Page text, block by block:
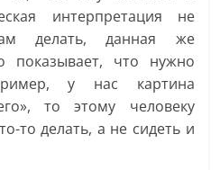
интерпретация не
делать, данная же
показывает, что нужно
у нас картина
то этому человеку
то делать, а не сидеть и